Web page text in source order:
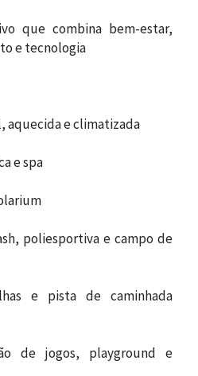
que combina bem-estar,
e tecnologia
aquecida e climatizada
e spa
poliesportiva e campo de
e pista de caminhada
de jogos, playground e